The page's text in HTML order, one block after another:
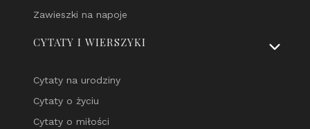
Zawieszki na napoje
CYTATY I WIERSZYKI
Cytaty na urodziny
Cytaty o życiu
Cytaty o miłości